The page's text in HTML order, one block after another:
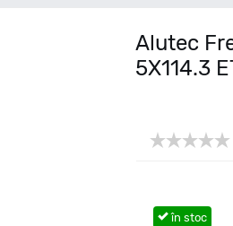
Alutec
5X114.3
în stoc